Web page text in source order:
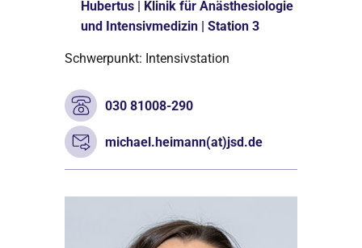
Hubertus | Klinik für Anästhesiologie
und Intensivmedizin | Station 3
Schwerpunkt: Intensivstation
030 81008-290
michael.heimann(at)jsd.de